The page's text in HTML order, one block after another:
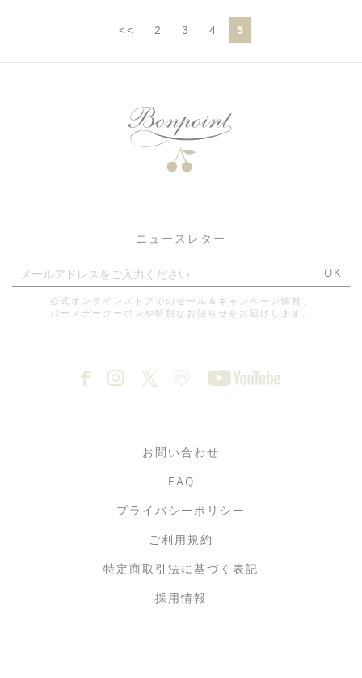
<< 2 3 4 5
お問い合わせ
FAQ
プライバシーポリシー
ご利用規約
特定商取引法に基づく表記
採用情報
ニュースレター
OK
公式オンラインストアでのセール＆キャンペーン情報、
バースデークーポンや特別なお知らせをお届けします。